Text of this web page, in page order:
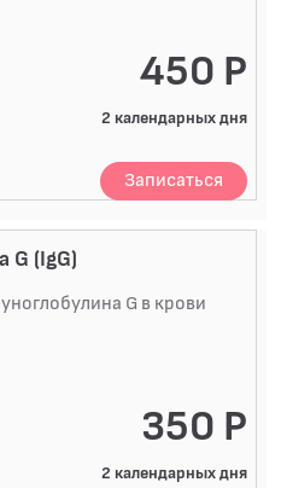
450 Р
2 календарных дня
Записаться
G (IgG)
G в крови
350 Р
2 календарных дня